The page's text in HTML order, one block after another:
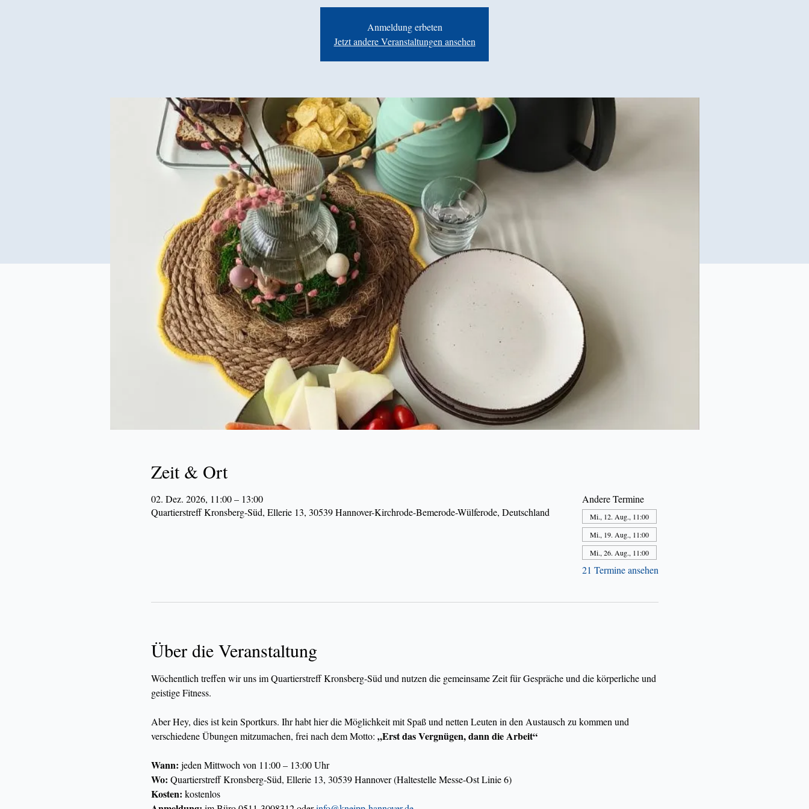
Anmeldung erbeten
Jetzt andere Veranstaltungen ansehen
Zeit & Ort
02. Dez. 2026, 11:00 – 13:00
Quartierstreff Kronsberg-Süd, Ellerie 13, 30539 Hannover-Kirchrode-Bemerode-Wülferode, Deutschland
Andere Termine
Mi., 12. Aug., 11:00
Mi., 19. Aug., 11:00
Mi., 26. Aug., 11:00
21 Termine ansehen
Über die Veranstaltung
Wöchentlich treffen wir uns im Quartierstreff Kronsberg-Süd und nutzen die gemeinsame Zeit für Gespräche und die körperliche und
geistige Fitness.
Aber Hey, dies ist kein Sportkurs. Ihr habt hier die Möglichkeit mit Spaß und netten Leuten in den Austausch zu kommen und
verschiedene Übungen mitzumachen, frei nach dem Motto: „Erst das Vergnügen, dann die Arbeit“
Wann: jeden Mittwoch von 11:00 – 13:00 Uhr
Wo: Quartierstreff Kronsberg-Süd, Ellerie 13, 30539 Hannover (Haltestelle Messe-Ost Linie 6)
Kosten: kostenlos